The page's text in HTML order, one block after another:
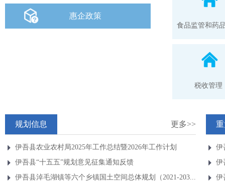
惠企政策
食品监管和药
税收管理
规划信息 更多>>
伊吾县农业农村局2025年工作总结暨2026年工作计划
伊吾县“十五五”规划意见征集通知反馈
伊吾县淖毛湖镇等六个乡镇国土空间总体规划（2021-203...
伊
伊
伊